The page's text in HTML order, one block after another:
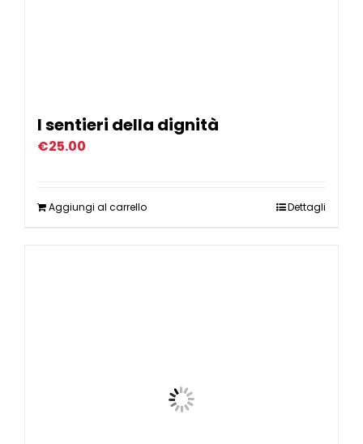
I sentieri della dignità
€25.00
Aggiungi al carrello Dettagli